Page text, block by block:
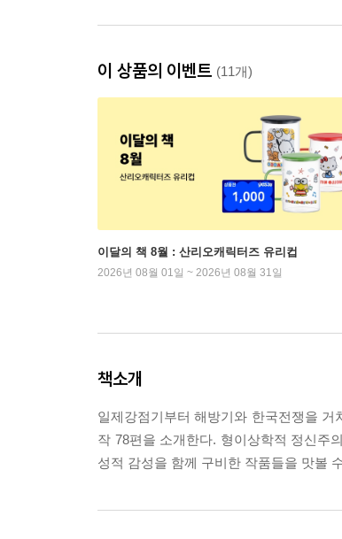
이 상품의 이벤트 (11개)
이달의 책 8월 : 산리오캐릭터즈 유리컵
2026년 08월 01일 ~ 2026년 08월 31일
책소개
일제강점기부터 해방기와 한국전쟁을
작 78편을 소개한다. 형이상학적 정신주
성적 감성을 함께 구비한 작품들을 맛볼